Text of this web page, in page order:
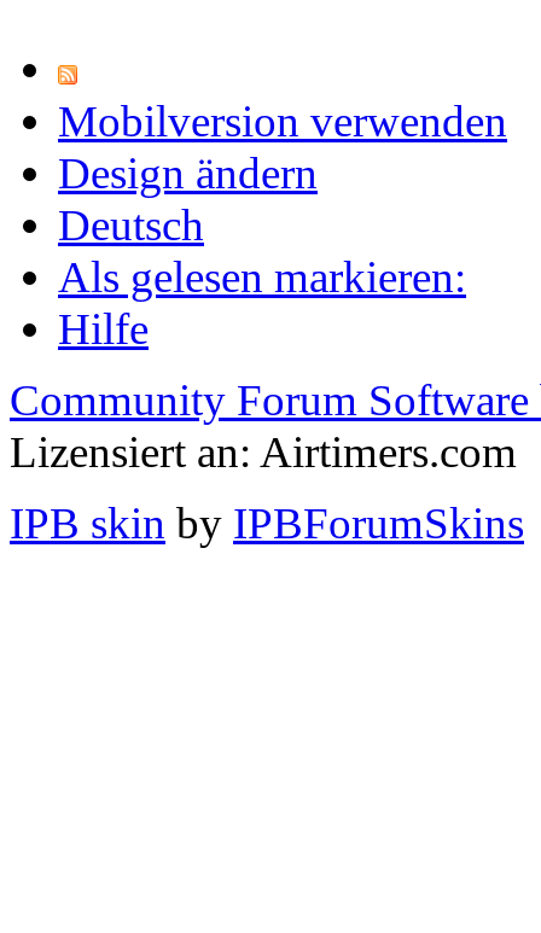
Mobilversion verwenden
Design ändern
Deutsch
Als gelesen markieren:
Hilfe
Community Forum Software
Lizensiert an: Airtimers.com
IPB skin by IPBForumSkins